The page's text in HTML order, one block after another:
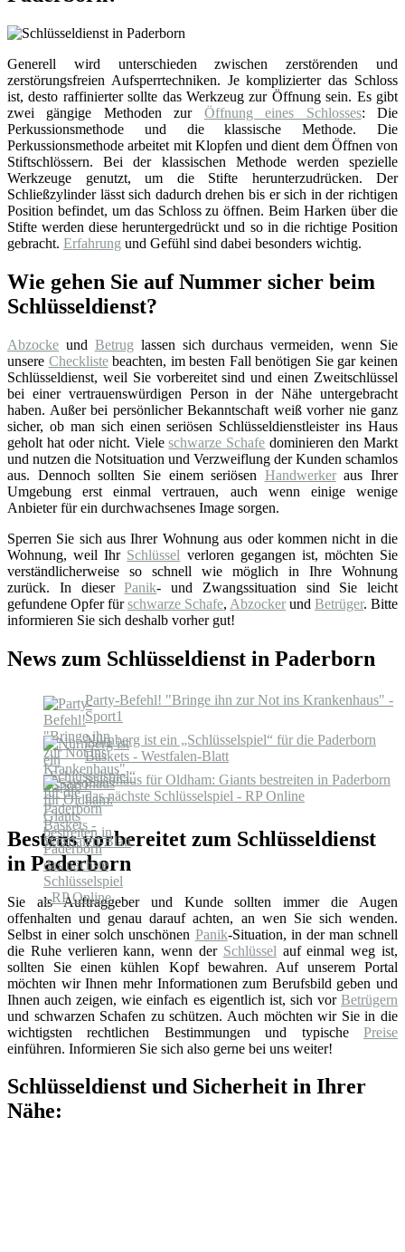
Generell wird unterschieden zwischen zerstörenden und
zerstörungsfreien Aufsperrtechniken. Je komplizierter das Schloss
ist, desto raffinierter sollte das Werkzeug zur Öffnung sein. Es gibt
zwei gängige Methoden zur Öffnung eines Schlosses: Die
Perkussionsmethode und die klassische Methode. Die
Perkussionsmethode arbeitet mit Klopfen und dient dem Öffnen von
Stiftschlössern. Bei der klassischen Methode werden spezielle
Werkzeuge genutzt, um die Stifte herunterzudrücken. Der
Schließzylinder lässt sich dadurch drehen bis er sich in der richtigen
Position befindet, um das Schloss zu öffnen. Beim Harken über die
Stifte werden diese heruntergedrückt und so in die richtige Position
gebracht. Erfahrung und Gefühl sind dabei besonders wichtig.
Wie gehen Sie auf Nummer sicher beim
Schlüsseldienst?
Abzocke und Betrug lassen sich durchaus vermeiden, wenn Sie
unsere Checklistebeachten, im besten Fall benötigen Sie gar keinen
Schlüsseldienst, weil Sie vorbereitet sind und einen Zweitschlüssel
bei einer vertrauenswürdigen Person in der Nähe untergebracht
haben. Außer bei persönlicher Bekanntschaft weiß vorher nie ganz
sicher, ob man sich einen seriösen Schlüsseldienstleister ins Haus
geholt hat oder nicht. Vieleschwarze Schafe dominieren den Markt
und nutzen die Notsituation und Verzweiflung der Kunden schamlos
aus. Dennoch sollten Sie einem seriösen Handwerkeraus Ihrer
Umgebung erst einmal vertrauen, auch wenn einige wenige
Anbieter für ein durchwachsenes Image sorgen.
Sperren Sie sich aus Ihrer Wohnung aus oder kommen nicht in die
Wohnung, weil Ihr Schlüssel verloren gegangen ist, möchten Sie
verständlicherweise so schnell wie möglich in Ihre Wohnung
zurück. In dieserPanik- und Zwangssituation sind Sie leicht
gefundene Opfer fürschwarze Schafe, Abzocker und Betrüger. Bitte
informieren Sie sich deshalb vorher gut!
News zum Schlüsseldienst in Paderborn
Party-Befehl! "Bringe ihn zur Not ins Krankenhaus" -
Sport1
Nürnberg ist ein „Schlüsselspiel“ für die Paderborn
Baskets - Westfalen-Blatt
Saisonaus für Oldham: Giants bestreiten in Paderborn
das nächste Schlüsselspiel - RP Online
Bestens vorbereitet zum Schlüsseldienst
in Paderborn
Sie als Auftraggeber und Kunde sollten immer die Augen
offenhalten und genau darauf achten, an wen Sie sich wenden.
Selbst in einer solch unschönen Panik-Situation, in der man schnell
die Ruhe verlieren kann, wenn der Schlüssel auf einmal weg ist,
sollten Sie einen kühlen Kopf bewahren. Auf unserem Portal
möchten wir Ihnen mehr Informationen zum Berufsbild geben und
Ihnen auch zeigen, wie einfach es eigentlich ist, sich vor Betrügern
und schwarzen Schafen zu schützen. Auch möchten wir Sie in die
wichtigsten rechtlichen Bestimmungen und typische Preise
einführen. Informieren Sie sich also gerne bei uns weiter!
Schlüsseldienst und Sicherheit in Ihrer
Nähe: